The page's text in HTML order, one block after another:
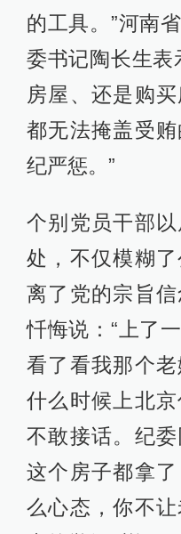
的工具。”河南
委书记陶长生表
房屋、还是购
都无法掩盖受
纪严惩。”
个别党员干部
处，不仅模糊
离了党的宗旨
忏悔说：“上了
看了看我那个老
什么时候上北
不敢接话。纪
这个房子都拿
么心态，你不